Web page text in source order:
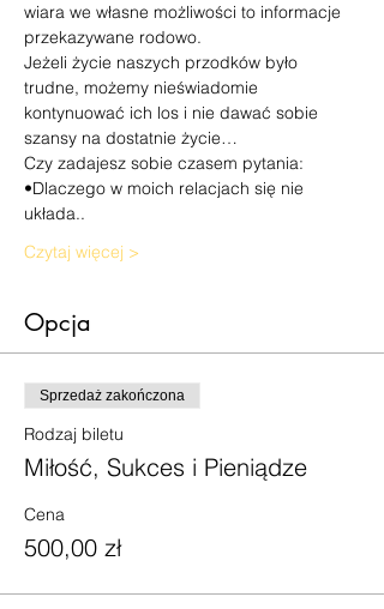
wiara we własne możliwości to informacje
przekazywane rodowo.
Jeżeli życie naszych przodków było
trudne, możemy nieświadomie
kontynuować ich los i nie dawać sobie
szansy na dostatnie życie…
Czy zadajesz sobie czasem pytania:
•Dlaczego w moich relacjach się nie
układa..
Czytaj więcej >
Opcja
Sprzedaż zakończona
Rodzaj biletu
Miłość, Sukces i Pieniądze
Cena
500,00 zł